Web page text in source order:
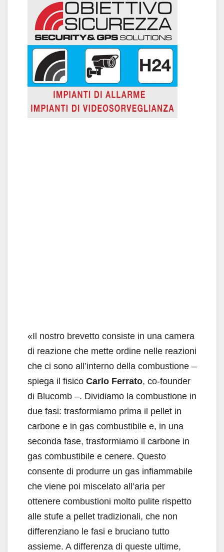
«Il nostro brevetto consiste in una camera
di reazione che mette ordine nelle reazioni
che ci sono all’interno della combustione –
spiega il fisico Carlo Ferrato, co-founder
di Blucomb –. Dividiamo la combustione in
due fasi: trasformiamo prima il pellet in
carbone e in gas combustibile e, in una
seconda fase, trasformiamo il carbone in
gas combustibile e cenere. Questo
consente di produrre un gas infiammabile
che viene poi miscelato all’aria per
ottenere combustioni molto pulite rispetto
alle stufe a pellet tradizionali, che non
differenziano le fasi e bruciano tutto
assieme. A differenza di queste ultime,